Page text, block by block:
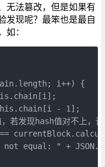
无法篡改，但是如果有
发现呢？最笨也是最自
：
i++) {
- 1];
若发现hash值对不上，
equal: " +